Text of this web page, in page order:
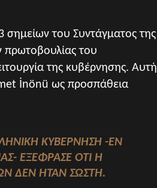
σημείων του Συντάγματος της
πρωτοβουλίας του
της κυβέρνησης. Αυτή
İnönü ως προσπάθεια
ΚΥΒΈΡΝΗΣΗ -ΕΝ
ΕΞΈΦΡΑΣΕ ΌΤΙ Η
ΔΕΝ ΉΤΑΝ ΣΩΣΤΉ.